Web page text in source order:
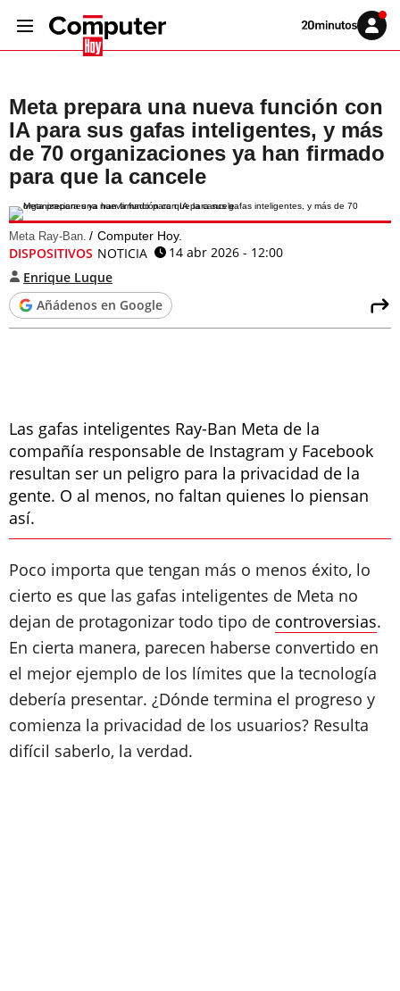
Volver
Iniciar
sesión
Meta prepara una nueva función con
IA para sus gafas inteligentes, y más
de 70 organizaciones ya han firmado
para que la cancele
Meta Ray-Ban. Computer Hoy.
DISPOSITIVOS NOTICIA
14 abr 2026 - 12:00
Enrique Luque
Añádenos en Google
Las gafas inteligentes Ray-Ban Meta de la
compañía responsable de Instagram y Facebook
resultan ser un peligro para la privacidad de la
gente. O al menos, no faltan quienes lo piensan
así.
Poco importa que tengan más o menos éxito, lo
cierto es que las gafas inteligentes de Meta no
dejan de protagonizar todo tipo de controversias.
En cierta manera, parecen haberse convertido en
el mejor ejemplo de los límites que la tecnología
debería presentar. ¿Dónde termina el progreso y
comienza la privacidad de los usuarios? Resulta
difícil saberlo, la verdad.